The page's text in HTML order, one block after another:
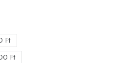
Ft
Ft